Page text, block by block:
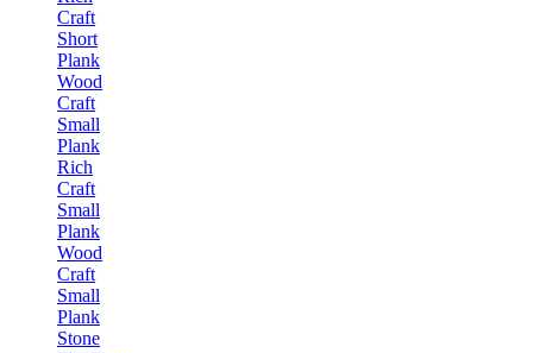
Craft
Short
Plank
Wood
Craft
Small
Plank
Rich
Craft
Small
Plank
Wood
Craft
Small
Plank
Stone